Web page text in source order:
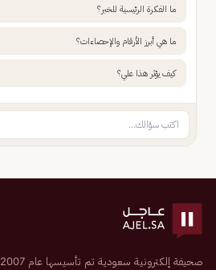
ما الفكرة الرئيسية للخبر؟
ما هي أبرز الأرقام والإحصاءات؟
كيف يؤثر هذا علي؟